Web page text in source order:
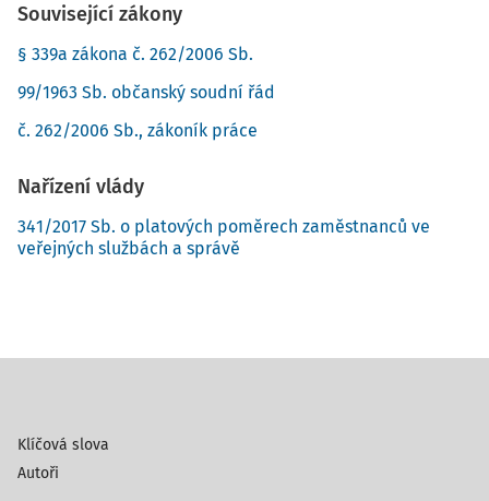
Související zákony
§ 339a zákona č. 262/2006 Sb.
99/1963 Sb. občanský soudní řád
č. 262/2006 Sb., zákoník práce
Nařízení vlády
341/2017 Sb. o platových poměrech zaměstnanců ve
veřejných službách a správě
Klíčová slova
Autoři